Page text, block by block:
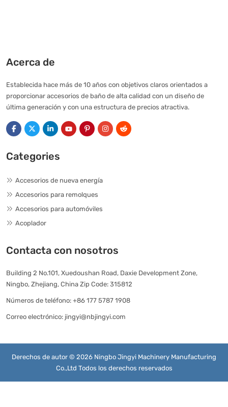
Acerca de
Establecida hace más de 10 años con objetivos claros orientados a
proporcionar accesorios de baño de alta calidad con un diseño de
última generación y con una estructura de precios atractiva.
Categories
Accesorios de nueva energía
Accesorios para remolques
Accesorios para automóviles
Acoplador
Contacta con nosotros
Building 2 No.101, Xuedoushan Road, Daxie Development Zone,
Ningbo, Zhejiang, China Zip Code: 315812
Números de teléfono: +86 177 5787 1908
Correo electrónico: jingyi@nbjingyi.com
Derechos de autor © 2026 Ningbo Jingyi Machinery Manufacturing
Co.,Ltd Todos los derechos reservados